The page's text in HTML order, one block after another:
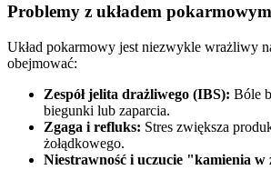
Problemy z układem pokarmowym
Układ pokarmowy jest niezwykle wrażliwy
obejmować:
Zespół jelita drażliwego (IBS): Bóle
biegunki lub zaparcia.
Zgaga i refluks: Stres zwiększa
żołądkowego.
Niestrawność i uczucie "kamienia w